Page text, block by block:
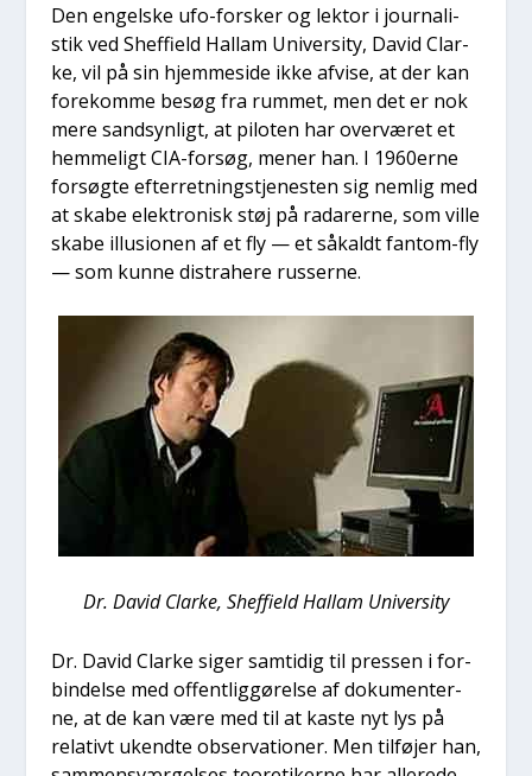
Den engel­ske ufo-for­sker og lek­tor i jour­na­li­
stik ved Shef­fi­eld Hal­lam Uni­ver­si­ty, David Clar­
ke, vil på sin hjem­mesi­de ikke afvi­se, at der kan
fore­kom­me besøg fra rum­met, men det er nok
mere sand­syn­ligt, at pilo­ten har over­væ­ret et
hem­me­ligt CIA-for­søg, mener han. I 1960erne
for­søg­te efter­ret­ning­s­tje­ne­sten sig nem­lig med
at ska­be elek­tro­nisk støj på rada­rer­ne, som vil­le
ska­be illu­sio­nen af et fly — et såkaldt fan­tom-fly
— som kun­ne distra­he­re rus­ser­ne.
Dr. David Clar­ke, Shef­fi­eld Hal­lam Uni­ver­si­ty
Dr. David Clar­ke siger sam­ti­dig til pres­sen i for­
bin­del­se med offent­lig­gø­rel­se af doku­men­ter­
ne, at de kan være med til at kaste nyt lys på
rela­tivt ukend­te obser­va­tio­ner. Men til­fø­jer han,